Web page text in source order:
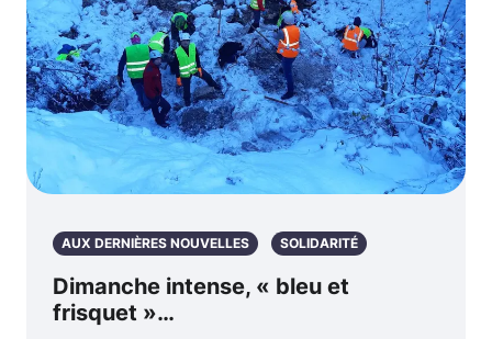
AUX DERNIÈRES NOUVELLES SOLIDARITÉ
Dimanche intense, « bleu et
frisquet »…